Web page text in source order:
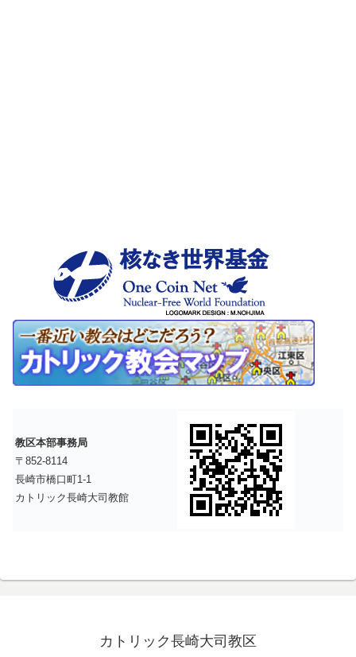
教区本部事務局
〒852-8114
長崎市橋口町1-1
カトリック長崎大司教館
カトリック長崎大司教区